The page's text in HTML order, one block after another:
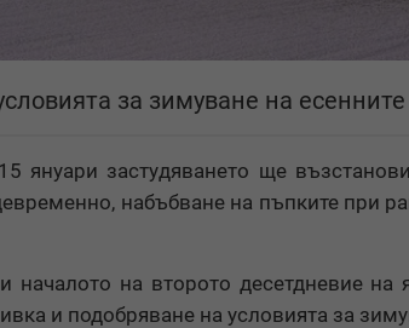
за зимуване на
януари застудяването ще
набъбване на пъпките при
началото на второто десетдневие на
и подобряване на условията за